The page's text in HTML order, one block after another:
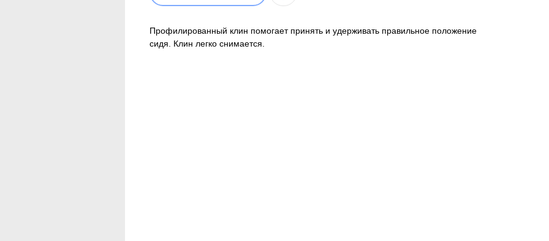
Профилированный клин помогает принять и удерживать правильное положение
сидя. Клин легко снимается.